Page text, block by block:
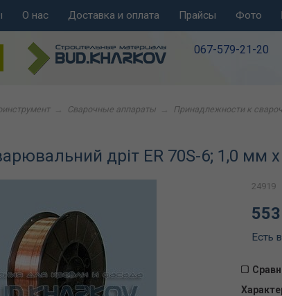
О нас Доставка и оплата Прайсы Фото
067-579-21-20
Сварочные аппараты Принадлежности к
дріт ER 70S-6; 1,0 мм
24919
Есть